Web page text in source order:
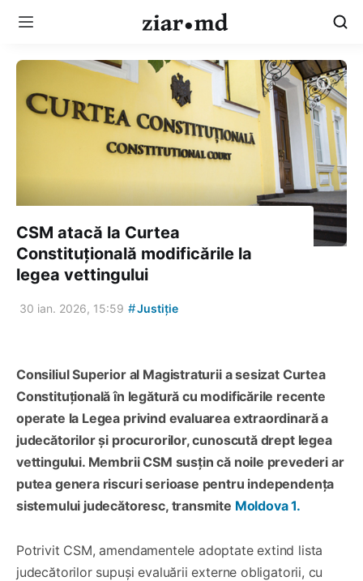
CSM atacă la Curtea
Constituțională modificările la
legea vettingului
30 ian. 2026, 15:59 #Justiție
Consiliul Superior al Magistraturii a sesizat Curtea
Constituțională în legătură cu modificările recente
operate la Legea privind evaluarea extraordinară a
judecătorilor și procurorilor, cunoscută drept legea
vettingului. Membrii CSM susțin că noile prevederi ar
putea genera riscuri serioase pentru independența
sistemului judecătoresc, transmite Moldova 1.
Potrivit CSM, amendamentele adoptate extind lista
judecătorilor supuși evaluării externe obligatorii, cu